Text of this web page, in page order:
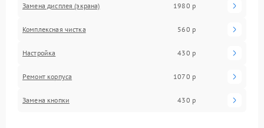
Замена дисплея (экрана) 1980 р
Комплексная чистка 560 р
Настройка 430 р
Ремонт корпуса 1070 р
Замена кнопки 430 р